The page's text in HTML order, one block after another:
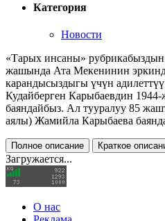
Категория
Новости
«Тарых инсаны»
жашында Ата Мекенинин
карандысыздыгы үчүн
Кудайберген Карыбаевдин
баяндайбыз. Ал тууралуу 85
аялы) Жамийла Карыбаева
Полное описание Краткое
Загружается...
О нас